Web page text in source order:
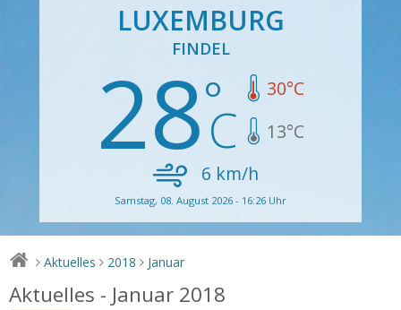
LUXEMBURG
FINDEL
28 30°C
13°C
6 km/h
Samstag, 08. August 2026 - 16:26 Uhr
> Aktuelles > 2018 > Januar
Aktuelles - Januar 2018